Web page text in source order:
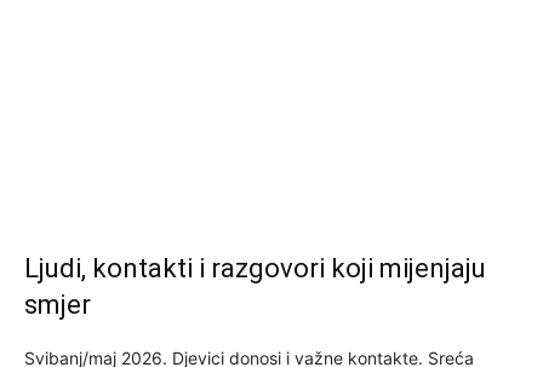
Ljudi, kontakti i razgovori koji mijenjaju
smjer
Svibanj/maj 2026. Djevici donosi i važne kontakte. Sreća